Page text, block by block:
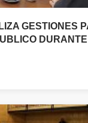
GESTIONES
DURANTE